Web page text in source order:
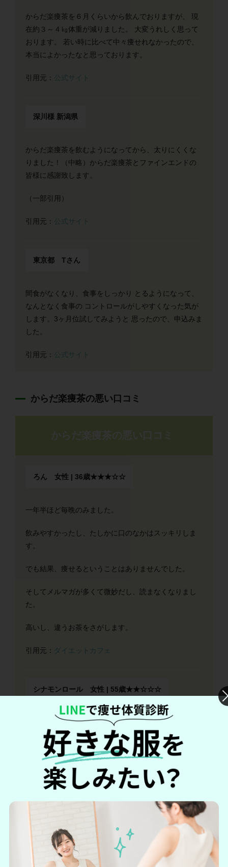
からだ楽痩茶を６月くらいから飲んでおりますが、 現
在約３～４㎏体重が減りました。 大変うれしく思って
おります。 若い時に比べて中々痩せれなかったので、
本当によかったなと思っております。
引用元： 公式サイト
深川様 新潟県
からだ楽痩茶を飲むようになってから、太りにくくな
りました！（中略）からだ楽痩茶とファインエンドの
皆様に感謝致します。
（一部引用）
引用元： 公式サイト
東京都 Tさん
間食がなくなり、食事をしっかり とるようになって、
なんとなく食事の コントロールがしやすくなった気が
します。3ヶ月位試してみようと 思ったので、申込みま
した。
引用元： 公式サイト
からだ楽痩茶の悪い口コミ
ろん 女性 | 36歳★★★☆☆
一年半ほど毎晩のみました。
飲みやすかったし、たしかに口のなかはスッキリしま
す。
でも結果、痩せるということはありませんでした。
そしてメルマガが多くて微妙だし、読まなくなりまし
た。
高いし、違うお茶をさがします。
引用元： ダイエットカフェ
シナモンロール 女性 | 55歳★★☆☆☆
結果的に全く減量は叶わず、2倍の量で飲むと月々8000
円以上かかるので、アホらしくなり止める事にしまし
ただ、この会社自体はとても誠実で良い会社だと思う
ので、お金に余裕のある方は続けてみられたら、もし
（一部引用）
引用元：ダイエットカフェ